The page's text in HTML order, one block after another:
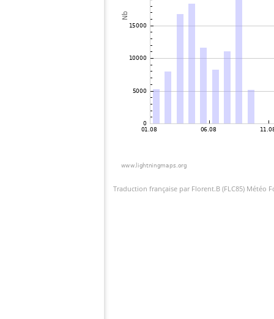
Traduction française par Florent.B (FLC85) Météo